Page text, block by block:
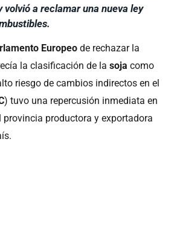
volvió a reclamar una nueva ley
Europeo de rechazar la
la clasificación de la soja como
riesgo de cambios indirectos en el
) tuvo una repercusión inmediata en
provincia productora y exportadora